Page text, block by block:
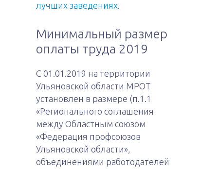
лучших заведениях.
Минимальный размер
оплаты труда 2019
С 01.01.2019 на территории
Ульяновской области МРОТ
установлен в размере (п.1.1
«Регионального соглашения
между Областным союзом
«Федерация профсоюзов
Ульяновской области»,
объединениями работодателей